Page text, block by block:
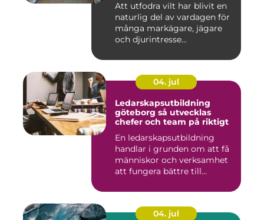
Att utfodra vilt har blivit en
naturlig del av vardagen för
många markägare, jägare
och djurintresse...
04. jul
Ledarskapsutbildning
göteborg så utvecklas
chefer och team på riktigt
En ledarskapsutbildning
handlar i grunden om att få
människor och verksamhet
att fungera bättre till...
04. jul